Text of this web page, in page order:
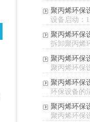
聚丙烯环保
设备启动：
聚丙烯环保
拆卸聚丙烯
聚丙烯环保
聚丙烯环保
聚丙烯环保
环保设备的
聚丙烯环保
聚丙烯环保